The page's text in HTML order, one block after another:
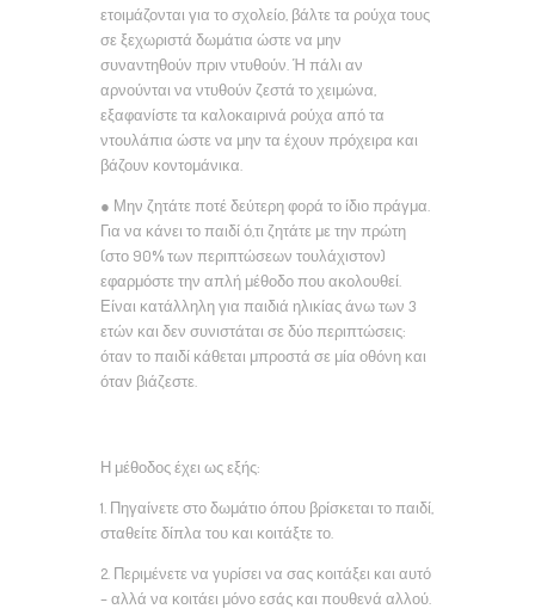
ετοιμάζονται για το σχολείο, βάλτε τα ρούχα τους
σε ξεχωριστά δωμάτια ώστε να μην
συναντηθούν πριν ντυθούν. Ή πάλι αν
αρνούνται να ντυθούν ζεστά το χειμώνα,
εξαφανίστε τα καλοκαιρινά ρούχα από τα
ντουλάπια ώστε να μην τα έχουν πρόχειρα και
βάζουν κοντομάνικα.
● Μην ζητάτε ποτέ δεύτερη φορά το ίδιο πράγμα.
Για να κάνει το παιδί ό,τι ζητάτε με την πρώτη
(στο 90% των περιπτώσεων τουλάχιστον)
εφαρμόστε την απλή μέθοδο που ακολουθεί.
Είναι κατάλληλη για παιδιά ηλικίας άνω των 3
ετών και δεν συνιστάται σε δύο περιπτώσεις:
όταν το παιδί κάθεται μπροστά σε μία οθόνη και
όταν βιάζεστε.
Η μέθοδος έχει ως εξής:
1. Πηγαίνετε στο δωμάτιο όπου βρίσκεται το παιδί,
σταθείτε δίπλα του και κοιτάξτε το.
2. Περιμένετε να γυρίσει να σας κοιτάξει και αυτό
– αλλά να κοιτάει μόνο εσάς και πουθενά αλλού.